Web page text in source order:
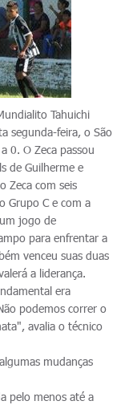
Tahuichi
segunda-feira, o São
0. O Zeca passou
de Guilherme e
Zeca com seis
Grupo C e com a
jogo de
para enfrentar a
venceu suas duas
a liderança.
era
podemos correr o
avalia o técnico
mudanças
pelo menos até a